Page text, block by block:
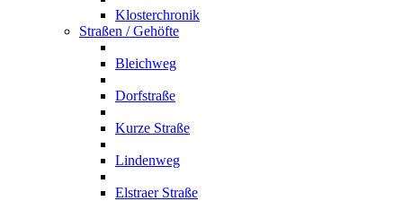
Klosterchronik
Straßen / Gehöfte
Bleichweg
Dorfstraße
Kurze Straße
Lindenweg
Elstraer Straße